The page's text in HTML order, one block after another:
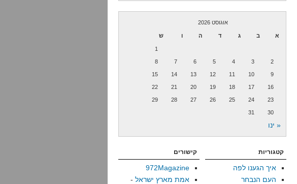
אוגוסט 2026
א ב ג ד ה ו ש
1
2
3
4
5
6
7
8
9
10
11
12
13
14
15
16
17
18
19
20
21
22
23
24
25
26
27
28
29
30
31
« ינו
קטגוריות
איך הגענו לפה
העם הנבחר
קישורים
972Magazine
אמת מארץ ישראל -